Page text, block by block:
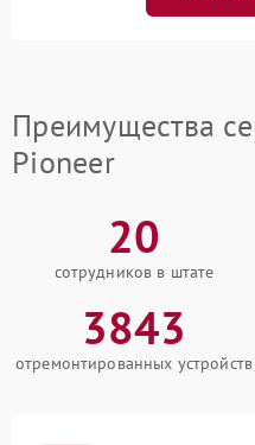
Преимущества
Pioneer
20
сотрудников в штате
3843
отремонтированных устройств